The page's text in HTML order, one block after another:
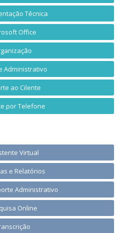
Técnica
Office
Administrativo
ao Cilente
por Telefone
Virtual
e Relatórios
Administrativo
Online